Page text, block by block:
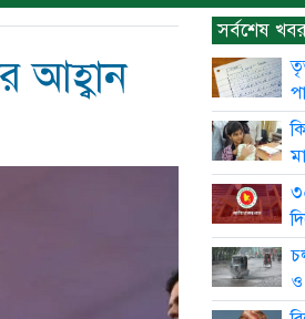
আহ্বান
সর্বশেষ
ও